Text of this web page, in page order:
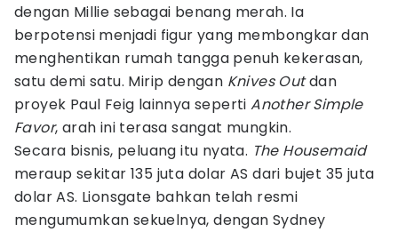
dengan Millie sebagai benang merah. Ia
berpotensi menjadi figur yang membongkar dan
menghentikan rumah tangga penuh kekerasan,
satu demi satu. Mirip dengan Knives Outdan
proyek Paul Feig lainnya sepertiAnother Simple
Favor, arah ini terasa sangat mungkin.
Secara bisnis, peluang itu nyata. The Housemaid
meraup sekitar 135 juta dolar AS dari bujet 35 juta
dolar AS. Lionsgate bahkan telah resmi
mengumumkan sekuelnya, dengan Sydney